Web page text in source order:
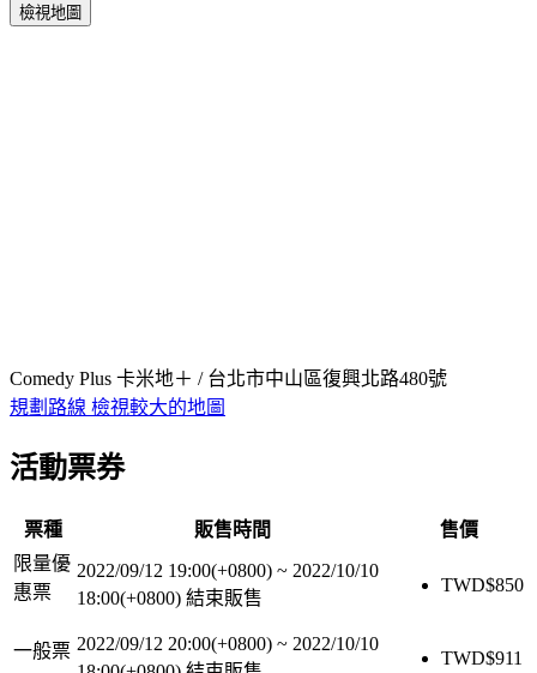
檢視地圖
Comedy Plus 卡米地＋ / 台北市中山區復興北路480號
規劃路線 檢視較大的地圖
活動票券
票種 販售時間
售價
限量優
惠票
2022/09/12 19:00(+0800) ~ 2022/10/10
18:00(+0800) 結束販售
TWD$850
一般票 2022/09/12 20:00(+0800) ~ 2022/10/10
TWD$911